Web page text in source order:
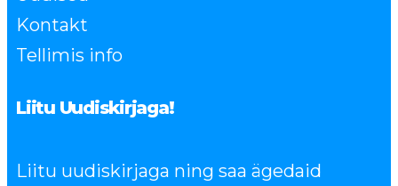
Kontakt
Tellimis info
Liitu Uudiskirjaga!
Liitu uudiskirjaga ning saa ägedaid